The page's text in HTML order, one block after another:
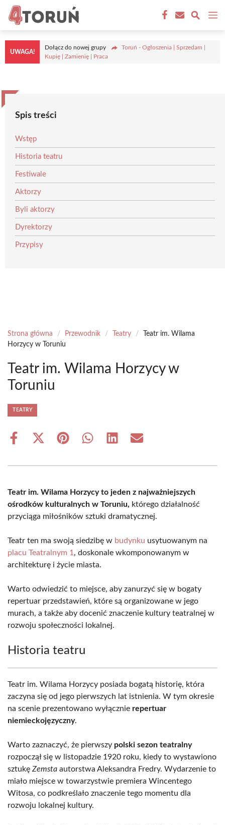
Przejdź
treści
UWAGA!
Dołącz do nowej grupy
Toruń - Ogłoszenia | Sprzedam |
Kupię | Zamienię | Praca
Spis treści
Wstęp
Historia teatru
Festiwale
Aktorzy
Byli aktorzy
Dyrektorzy
Przypisy
Strona główna / Przewodnik / Teatry /
Teatr im. Wilama
Horzycy w Toruniu
Teatr im. Wilama Horzycy w
Toruniu
TEATRY
Share
Share
(Twitter)
Share Share Share Share
Teatr im. Wilama Horzycy to jeden z najważniejszych
ośrodków kulturalnych w Toruniu, którego działalność
przyciąga miłośników sztuki dramatycznej.
Teatr ten ma swoją siedzibę w budynku usytuowanym na
placu Teatralnym 1 , doskonale wkomponowanym w
architekturę i życie miasta.
Warto odwiedzić to miejsce, aby zanurzyć się w bogaty
repertuar przedstawień, które są organizowane w jego
murach, a także aby docenić znaczenie kultury teatralnej w
rozwoju społeczności lokalnej.
Historia teatru
Teatr im. Wilama Horzycy posiada bogatą historię, która
zaczyna się od jego pierwszych lat istnienia. W tym okresie
na scenie prezentowano wyłącznie repertuar
niemieckojęzyczny.
Warto zaznaczyć, że pierwszy polski sezon teatralny
rozpoczął się w listopadzie 1920 roku, kiedy to wystawiono
sztukę Zemsta autorstwa Aleksandra Fredry. Wydarzenie to
miało miejsce w towarzystwie premiera Wincentego
Witosa, co podkreślało znaczenie tego momentu dla
rozwoju lokalnej kultury.